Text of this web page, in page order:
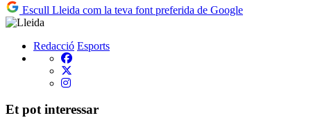
Escull Lleida com la teva font preferida de Google
Redacció Esports
Et pot interessar